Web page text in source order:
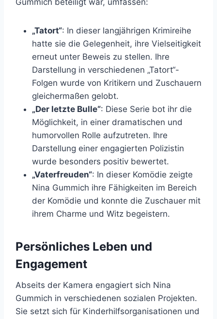
Gummich beteiligt war, umfassen:
„Tatort“: In dieser langjährigen Krimireihe
hatte sie die Gelegenheit, ihre Vielseitigkeit
erneut unter Beweis zu stellen. Ihre
Darstellung in verschiedenen „Tatort“-
Folgen wurde von Kritikern und Zuschauern
gleichermaßen gelobt.
„Der letzte Bulle“: Diese Serie bot ihr die
Möglichkeit, in einer dramatischen und
humorvollen Rolle aufzutreten. Ihre
Darstellung einer engagierten Polizistin
wurde besonders positiv bewertet.
„Vaterfreuden“: In dieser Komödie zeigte
Nina Gummich ihre Fähigkeiten im Bereich
der Komödie und konnte die Zuschauer mit
ihrem Charme und Witz begeistern.
Persönliches Leben und
Engagement
Abseits der Kamera engagiert sich Nina
Gummich in verschiedenen sozialen Projekten.
Sie setzt sich für Kinderhilfsorganisationen und